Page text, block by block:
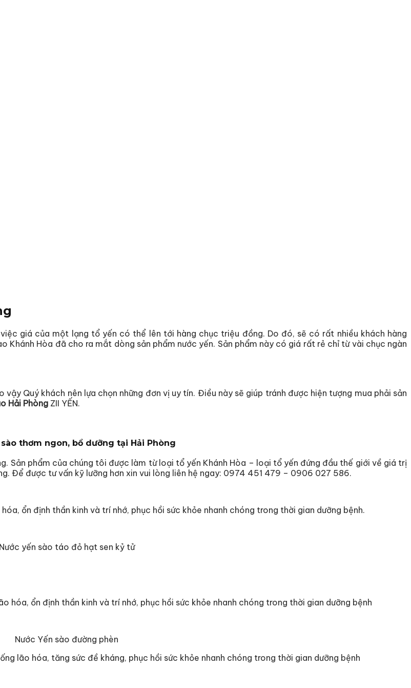
giá của một lạng tổ yến có thể lên tới hàng chục triệu đồng. Do đó, sẽ có rất nhiều khách hàng
Hòa đã cho ra mắt dòng sản phẩm nước yến. Sản phẩm này có giá rất rẻ chỉ từ vài chục ngàn
Quý khách nên lựa chọn những đơn vị uy tín. Điều này sẽ giúp tránh được hiện tượng mua phải sản
Hải Phòng ZII YẾN.
sào thơm ngon, bổ dưỡng tại Hải Phòng
Sản phẩm của chúng tôi được làm từ loại tổ yến Khánh Hòa – loại tổ yến đứng đầu thế giới về giá trị
Để được tư vấn kỹ lưỡng hơn xin vui lòng liên hệ ngay: 0974 451 479 – 0906 027 586.
ổn định thần kinh và trí nhớ, phục hồi sức khỏe nhanh chóng trong thời gian dưỡng bệnh.
Nước yến sào táo đỏ hạt sen kỷ tử
hóa, ổn định thần kinh và trí nhớ, phục hồi sức khỏe nhanh chóng trong thời gian dưỡng bệnh
Nước Yến sào đường phèn
lão hóa, tăng sức đề kháng, phục hồi sức khỏe nhanh chóng trong thời gian dưỡng bệnh